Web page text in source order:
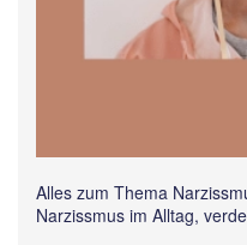
Alles zum Thema
Narzissmus im Alltag,